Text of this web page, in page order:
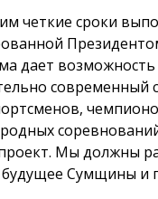
четкие сроки
дает возможность
современный
Мы должны
Сумщины и